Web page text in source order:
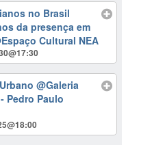
no Brasil
da presença em
Cultural NEA
@Galeria
Pedro Paulo